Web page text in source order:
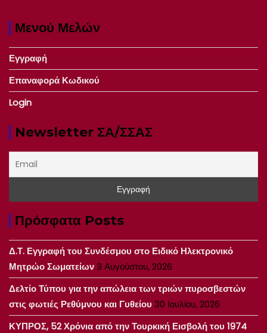
Μενού Μελών
Εγγραφή
Επαναφορά Κωδικού
Login
Newsletter ΣΑ/ΣΣΑΣ
Πρόσφατα Posts
Δ.Τ. Εγγραφή του Συνδέσμου στο Ειδικό Ηλεκτρονικό
Μητρώο Σωματείων3 Αυγούστου, 2026
Δελτίο Τύπου για την απώλεια των τριών πυροσβεστών
στις φωτιές Ρεθύμνου και Γυθείου 30 Ιουλίου, 2026
ΚΥΠΡΟΣ, 52 Χρόνια από την Τουρκική Εισβολή του 1974